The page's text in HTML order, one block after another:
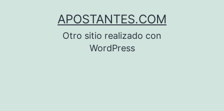
APOSTANTES.COM
Otro sitio realizado con
WordPress